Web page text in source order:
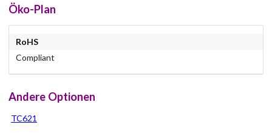
Öko-Plan
RoHS
Compliant
Andere Optionen
TC621